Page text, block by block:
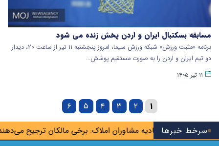
سرخط خبرهااتحادیه مشاوران املاک: برخی مالکان ترجیح می‌دهند
مسابقه بسکتبال ایران و اردن پخش زنده می شود
برنامه «مثبت ورزش» شبکه ورزش سیما، امروز پنجشنبه ۱۱ تیر از ساعت ۲۰، دیدار
دو تیم ایران و اردن را به صورت مستقیم پوشش…
۱۱ تیر ۱۴۰۵
۱ ۲ ۳ ۴ ۵ ۶